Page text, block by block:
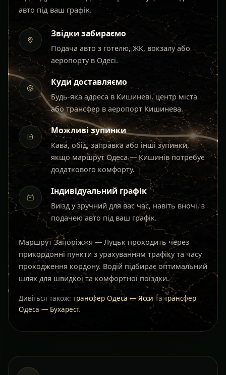
авто під ваш графік.
Звідки забираємо
Подача авто з готелю, ЖК, вокзалу або
аеропорту в Одесі.
Куди доставляємо
Будь-яка адреса в Кишиневі, центр міста
або трансфер в аеропорт Кишинева.
Можливі зупинки
Кава, обід, заправка або інші зупинки,
якщо маршрут Одеса — Кишинів потребує
додаткового комфорту.
Індивідуальний графік
Виїзд у зручний для вас час, навіть вночі, з
подачею авто під ваш графік.
Маршрут Запоріжжя — Луцьк проходить через
прикордонні пункти з урахуванням трафіку та часу
проходження кордону. Водій підбирає оптимальний
шлях для швидкої та комфортної поїздки.
Дивіться також: трансфер Одеса — Ясситатрансфер
Одеса — Бухарест.